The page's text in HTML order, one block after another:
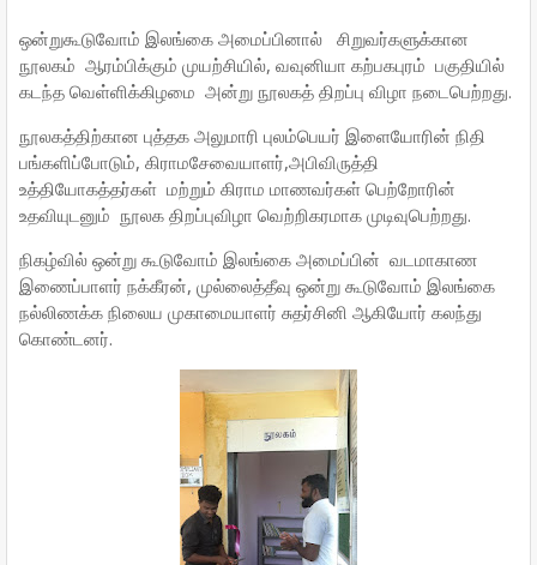
ஒன்றுகூடுவோம் இலங்கை அமைப்பினால் சிறுவர்களுக்கான
நூலகம் ஆரம்பிக்கும் முயற்சியில், வவுனியா கற்பகபுரம் பகுதியில்
கடந்த வெள்ளிக்கிழமை அன்று நூலகத் திறப்பு விழா நடைபெற்றது.
நூலகத்திற்கான புத்தக அலுமாரி புலம்பெயர் இளையோரின் நிதி
பங்களிப்போடும், கிராமசேவையாளர்,அபிவிருத்தி
உத்தியோகத்தர்கள் மற்றும் கிராம மாணவர்கள் பெற்றோரின்
உதவியுடனும் நூலக திறப்புவிழா வெற்றிகரமாக முடிவுபெற்றது.
நிகழ்வில் ஒன்று கூடுவோம் இலங்கை அமைப்பின் வடமாகாண
இணைப்பாளர் நக்கீரன், முல்லைத்தீவு ஒன்று கூடுவோம் இலங்கை
நல்லிணக்க நிலைய முகாமையாளர் சுதர்சினி ஆகியோர் கலந்து
கொண்டனர்.